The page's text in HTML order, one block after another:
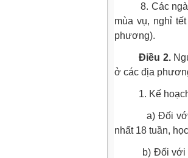
8. Các ngày
mùa vụ, nghỉ
phương).
Điều 2.
ở các địa
1. Kế hoạch
a) Đối với
nhất 18 tuần,
b) Đối với cấp